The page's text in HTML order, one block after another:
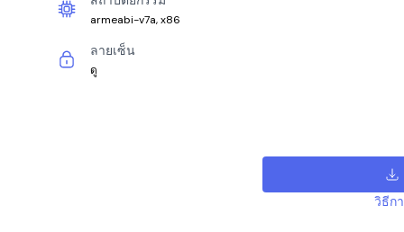
armeabi-v7a, x86
ลายเซ็น
ดู
วิธีก